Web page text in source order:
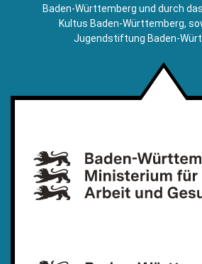
Baden-Württemberg und durch
Kultus Baden-Württemberg,
Jugendstiftung Baden-